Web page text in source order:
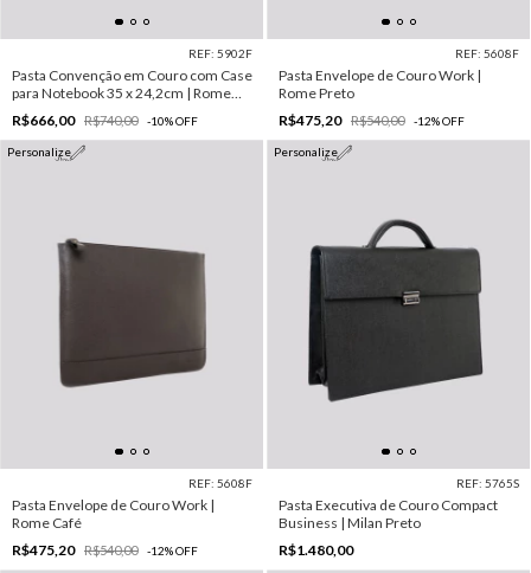
REF: 5902F
Pasta Convenção em Couro com Case
para Notebook 35 x 24,2cm | Rome
Preto
R$666,00 R$740,00 -10%OFF
REF: 5608F
Pasta Envelope de Couro Work |
Rome Preto
R$475,20
R$540,00 -12%OFF
Personalize
REF: 5608F
Pasta Envelope de Couro Work |
Rome Café
R$475,20
R$540,00 -12%OFF
Personalize
REF: 5765S
Pasta Executiva de Couro Compact
Business | Milan Preto
R$1.480,00